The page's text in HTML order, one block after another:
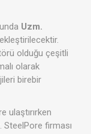
Uzm.
olduğu çeşitli
olarak
birebir
ulaştırırken
SteelPore firması